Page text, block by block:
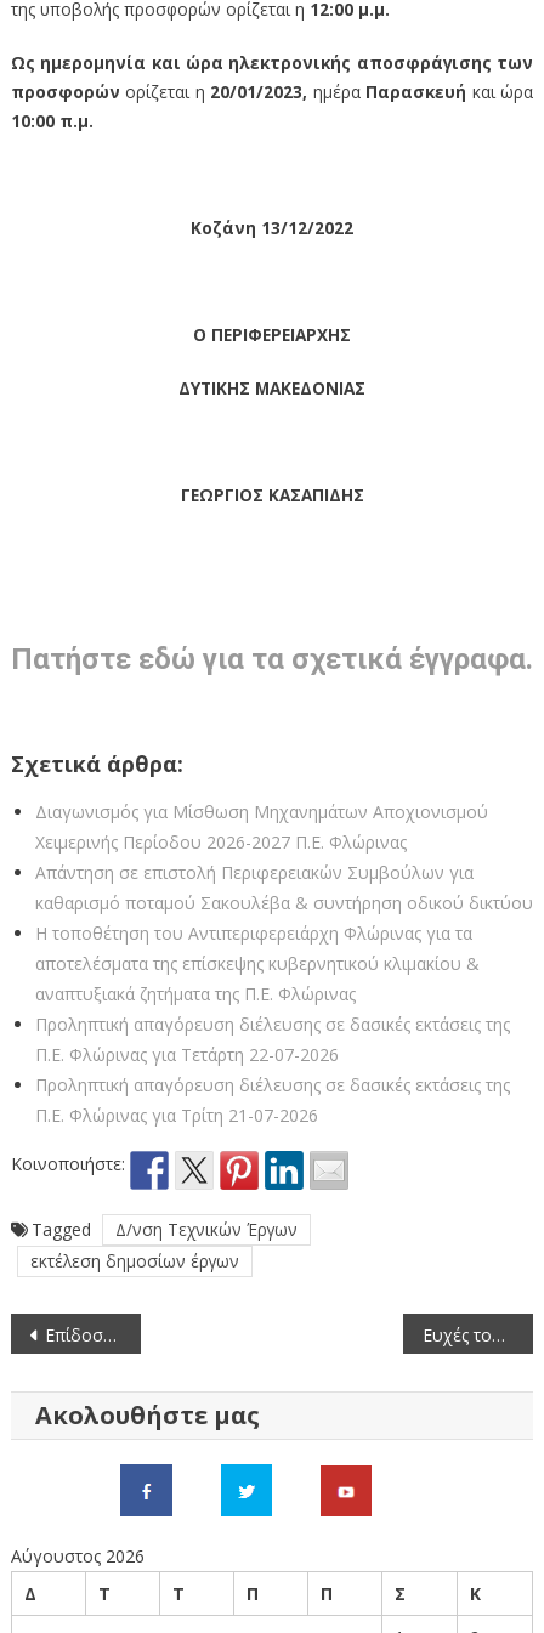
της υποβολής προσφορών ορίζεται η 12:00 μ.μ.
Ως ημερομηνία και ώρα ηλεκτρονικής αποσφράγισης των
προσφορών ορίζεται η 20/01/2023, ημέραΠαρασκευή και ώρα
10:00 π.μ.
Κοζάνη 13/12/2022
Ο ΠΕΡΙΦΕΡΕΙΑΡΧΗΣ
ΔΥΤΙΚΗΣ ΜΑΚΕΔΟΝΙΑΣ
ΓΕΩΡΓΙΟΣ ΚΑΣΑΠΙΔΗΣ
Πατήστε εδώ για τα σχετικά έγγραφα.
Σχετικά άρθρα:
Διαγωνισμός για Μίσθωση Μηχανημάτων Αποχιονισμού
Χειμερινής Περίοδου 2026-2027 Π.Ε. Φλώρινας
Απάντηση σε επιστολή Περιφερειακών Συμβούλων για
καθαρισμό ποταμού Σακουλέβα & συντήρηση οδικού δικτύου
Η τοποθέτηση του Αντιπεριφερειάρχη Φλώρινας για τα
αποτελέσματα της επίσκεψης κυβερνητικού κλιμακίου &
αναπτυξιακά ζητήματα της Π.Ε. Φλώρινας
Προληπτική απαγόρευση διέλευσης σε δασικές εκτάσεις της
Π.Ε. Φλώρινας για Τετάρτη 22-07-2026
Προληπτική απαγόρευση διέλευσης σε δασικές εκτάσεις της
Π.Ε. Φλώρινας για Τρίτη 21-07-2026
Κοινοποιήστε:
Tagged
Δ/νση Τεχνικών Έργων
εκτέλεση δημοσίων έργων
Πλοήγηση
Επίδοση δωροεπιταγών από τον Αντιπεριφερειάρχη Φλώρινας Σωτήρη Βόσδου Ευχές του Αντιπεριφερειάρχη Π.Ε. Φλώρινας Σωτήρη Βόσδου
Ακολουθήστε μας
Αύγουστος 2026
Δ
Τ Τ Π Π Σ
Κ